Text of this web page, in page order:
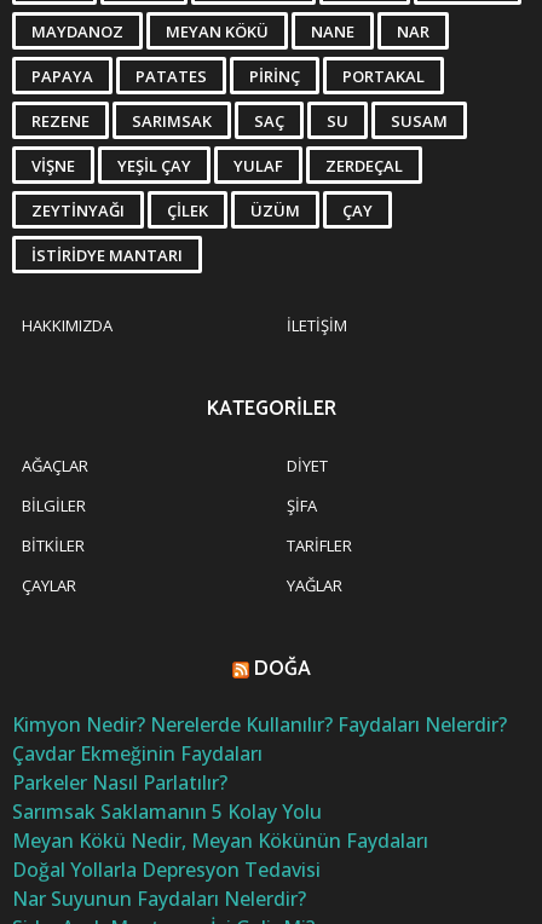
MAYDANOZ MEYAN KÖKÜ NANE NAR
PAPAYA PATATES PIRINÇ PORTAKAL
REZENE SARIMSAK SAÇ SU SUSAM
VIŞNE YEŞIL ÇAY YULAF ZERDEÇAL
ZEYTINYAĞI ÇILEK ÜZÜM ÇAY
İSTIRIDYE MANTARI
HAKKIMIZDA İLETIŞIM
KATEGORILER
AĞAÇLAR
BILGILER
BITKILER
ÇAYLAR
DIYET
ŞIFA
TARIFLER
YAĞLAR
DOĞA
Kimyon Nedir? Nerelerde Kullanılır? Faydaları Nelerdir?
Çavdar Ekmeğinin Faydaları
Parkeler Nasıl Parlatılır?
Sarımsak Saklamanın 5 Kolay Yolu
Meyan Kökü Nedir, Meyan Kökünün Faydaları
Doğal Yollarla Depresyon Tedavisi
Nar Suyunun Faydaları Nelerdir?